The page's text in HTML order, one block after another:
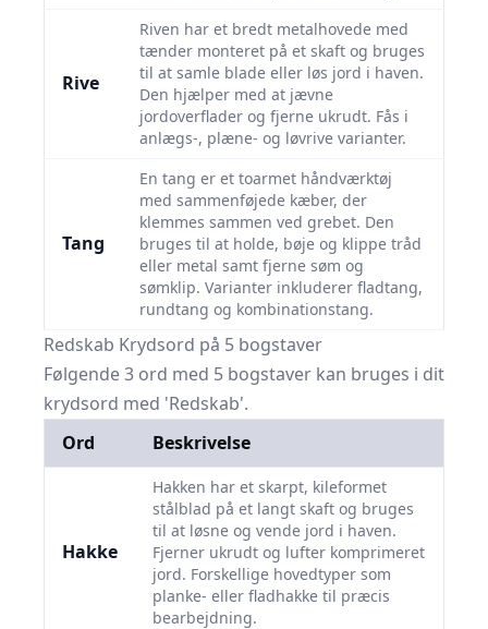
Rive
Riven har et bredt metalhovede med
tænder monteret på et skaft og bruges
til at samle blade eller løs jord i haven.
Den hjælper med at jævne
jordoverflader og fjerne ukrudt. Fås i
anlægs-, plæne- og løvrive varianter.
Tang
En tang er et toarmet håndværktøj
med sammenføjede kæber, der
klemmes sammen ved grebet. Den
bruges til at holde, bøje og klippe tråd
eller metal samt fjerne søm og
sømklip. Varianter inkluderer fladtang,
rundtang og kombinationstang.
Redskab Krydsord på 5 bogstaver
Følgende 3 ord med 5 bogstaver kan bruges i dit
krydsord med 'Redskab'.
Ord
Beskrivelse
Hakke
Hakken har et skarpt, kileformet
stålblad på et langt skaft og bruges
til at løsne og vende jord i haven.
Fjerner ukrudt og lufter komprimeret
jord. Forskellige hovedtyper som
planke- eller fladhakke til præcis
bearbejdning.